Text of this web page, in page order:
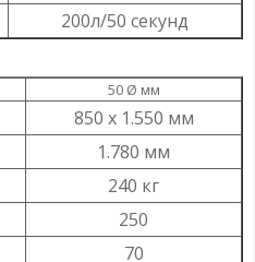
200л/50 секунд
50 Ø мм
850 x 1.550 мм
1.780 мм
240 кг
250
70